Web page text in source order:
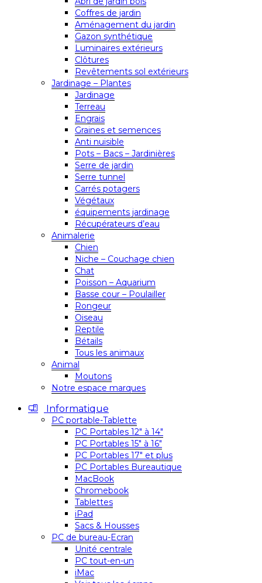
Coffres de jardin
Aménagement du jardin
Gazon synthétique
Luminaires extérieurs
Clôtures
Revêtements sol extérieurs
Jardinage – Plantes
Jardinage
Terreau
Engrais
Graines et semences
Anti nuisible
Pots – Bacs – Jardinières
Serre de jardin
Serre tunnel
Carrés potagers
Végétaux
équipements jardinage
Récupérateurs d’eau
Animalerie
Chien
Niche – Couchage chien
Chat
Poisson – Aquarium
Basse cour – Poulailler
Rongeur
Oiseau
Reptile
Bétails
Tous les animaux
Animal
Moutons
Notre espace marques
Informatique
PC portable-Tablette
PC Portables 12″ à 14″
PC Portables 15″ à 16″
PC Portables 17″ et plus
PC Portables Bureautique
MacBook
Chromebook
Tablettes
iPad
Sacs & Housses
PC de bureau-Ecran
Unité centrale
PC tout-en-un
iMac